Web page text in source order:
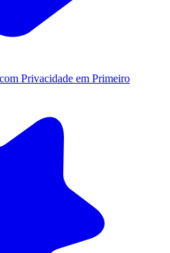
Privacidade em Primeiro